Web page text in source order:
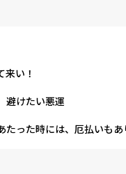
来い！
避けたい悪運
たった時には、厄払いもあ